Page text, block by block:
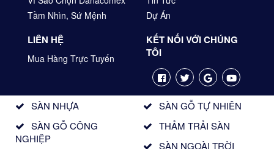
Tầm Nhìn, Sứ Mệnh
LIÊN HỆ
Mua Hàng Trực Tuyến
Dự Án
KẾT NỐI VỚI CHÚNG
TÔI
SÀN NHỰA
SÀN GỖ TỰ NHIÊN
SÀN GỖ CÔNG
NGHIỆP
THẢM TRẢI SÀN
SÀN NGOÀI TRỜI